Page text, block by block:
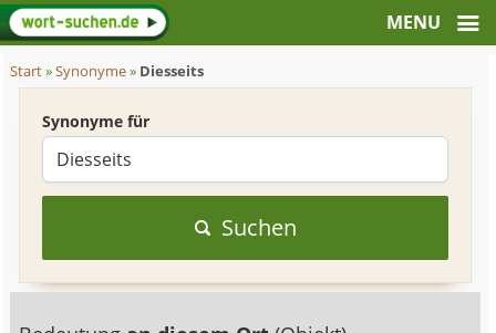
Start»Synonyme» Diesseits
Synonyme für
Suchen